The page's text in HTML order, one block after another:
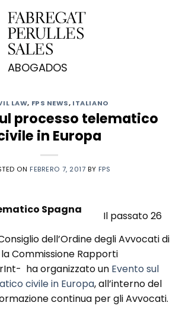
LAW, FPS NEWS, ITALIANO
processo telematico
in Europa
ON FEBRERO 7, 2017 BY FPS
Il passato 26
dell’Ordine degli Avvocati di
Commissione Rapporti
ha organizzato un Evento sul
civile in Europa, all’interno del
continua per gli Avvocati.